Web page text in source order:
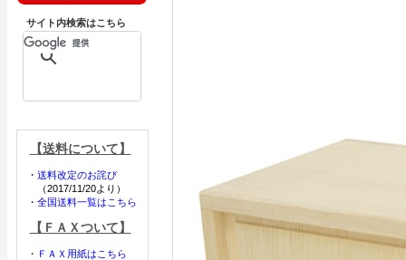
サイト内検索はこちら
【送料について】
・ 送料改定のお詫び
（2017/11/20より）
・ 全国送料一覧はこちら
【ＦＡＸついて】
・ ＦＡＸ用紙はこちら